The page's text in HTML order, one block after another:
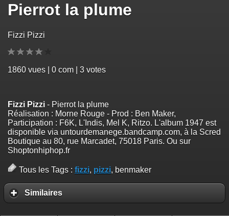
Pierrot la plume
Fizzi Pizzi
1860 vues | 0 com | 3 votes
Fizzi Pizzi - Pierrot la plume
Réalisation : Morne Rouge - Prod : Ben Maker,
Participation : F6K, L'Indis, Mel K, Ritzo. L'album 1947 est
disponible via untourdemanege.bandcamp.com, à la Scred
Boutique au 80, rue Marcadet, 75018 Paris. Ou sur
Shoptonhiphop.fr
Tous les Tags : fizzi, pizzi, benmaker
Similaires